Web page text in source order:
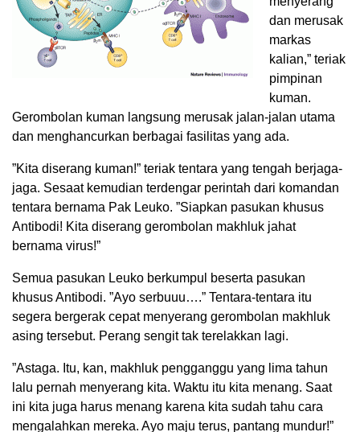
dan merusak
markas
kalian,” teriak
pimpinan
kuman.
Gerombolan kuman langsung merusak jalan-jalan utama
dan menghancurkan berbagai fasilitas yang ada.
”Kita diserang kuman!” teriak tentara yang tengah berjaga-
jaga. Sesaat kemudian terdengar perintah dari komandan
tentara bernama Pak Leuko. ”Siapkan pasukan khusus
Antibodi! Kita diserang gerombolan makhluk jahat
bernama virus!”
Semua pasukan Leuko berkumpul beserta pasukan
khusus Antibodi. ”Ayo serbuuu….” Tentara-tentara itu
segera bergerak cepat menyerang gerombolan makhluk
asing tersebut. Perang sengit tak terelakkan lagi.
”Astaga. Itu, kan, makhluk pengganggu yang lima tahun
lalu pernah menyerang kita. Waktu itu kita menang. Saat
ini kita juga harus menang karena kita sudah tahu cara
mengalahkan mereka. Ayo maju terus, pantang mundur!”